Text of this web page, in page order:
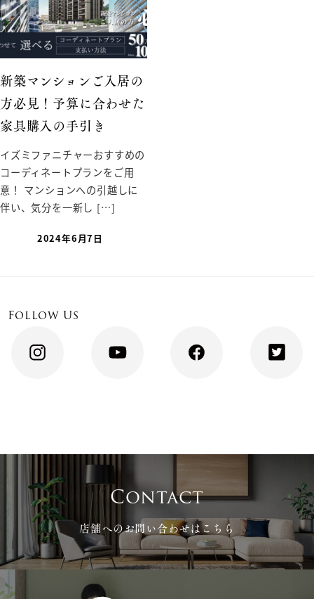
新築マンションご入居の
方必見！予算に合わせた
家具購入の手引き
イズミファニチャーおすすめの
コーディネートプランをご用
意！ マンションへの引越しに
伴い、気分を一新し […]
2024年6月7日
Follow Us
Contact
店舗へのお問い合わせはこちら